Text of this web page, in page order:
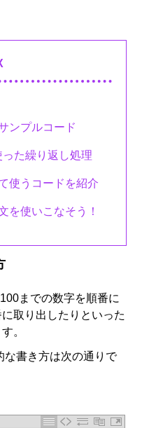
ンプルコード
った繰り返し処理
使うコードを紹介
を使いこなそう！
までの数字を順番に
取り出したりといった
。
な書き方は次の通りで